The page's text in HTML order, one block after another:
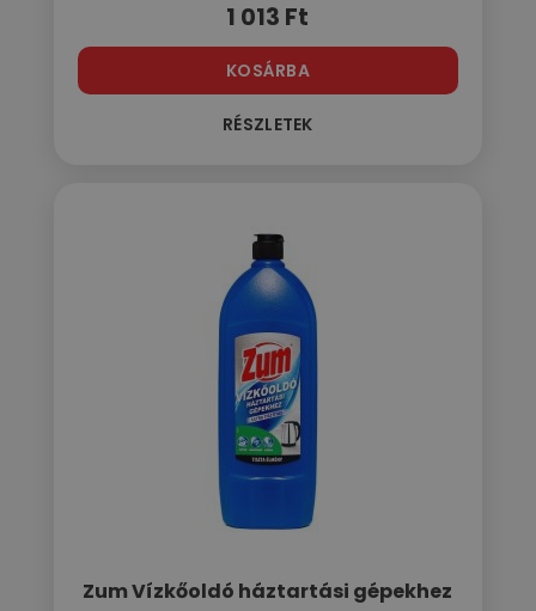
1 013 Ft
KOSÁRBA
RÉSZLETEK
Zum Vízkőoldó háztartási gépekhez